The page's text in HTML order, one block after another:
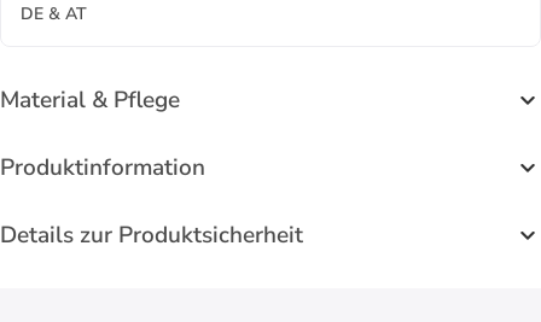
DE & AT
Material & Pflege
Produktinformation
Details zur Produktsicherheit